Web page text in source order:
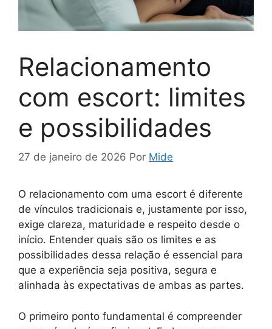
Relacionamento
com escort: limites
e possibilidades
27 de janeiro de 2026 Por Mide
O relacionamento com uma escort é diferente
de vínculos tradicionais e, justamente por isso,
exige clareza, maturidade e respeito desde o
início. Entender quais são os limites e as
possibilidades dessa relação é essencial para
que a experiência seja positiva, segura e
alinhada às expectativas de ambas as partes.
O primeiro ponto fundamental é compreender